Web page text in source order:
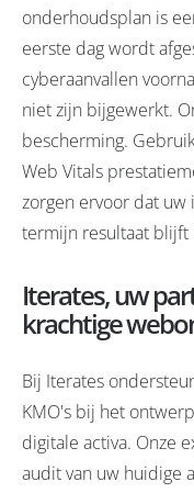
onderhoudsplan is
eerste dag wordt
cyberaanvallen
niet zijn bijgewerkt.
bescherming.
Web Vitals
zorgen ervoor dat
termijn resultaat blijft
Iterates, uw
krachtige
Bij Iterates
KMO's bij het
digitale activa. Onze
audit van uw huidige